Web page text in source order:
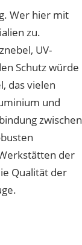
Wer hier mit
zu.
UV-
Schutz würde
das vielen
und
zwischen
der
Qualität der